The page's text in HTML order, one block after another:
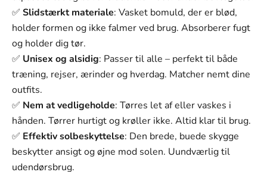
✅ Slidstærkt materiale: Vasket bomuld, der er blød,
holder formen og ikke falmer ved brug. Absorberer fugt
og holder dig tør.
✅ Unisex og alsidig: Passer til alle – perfekt til både
træning, rejser, ærinder og hverdag. Matcher nemt dine
outfits.
✅ Nem at vedligeholde: Tørres let af eller vaskes i
hånden. Tørrer hurtigt og krøller ikke. Altid klar til brug.
✅ Effektiv solbeskyttelse: Den brede, buede skygge
beskytter ansigt og øjne mod solen. Uundværlig til
udendørsbrug.